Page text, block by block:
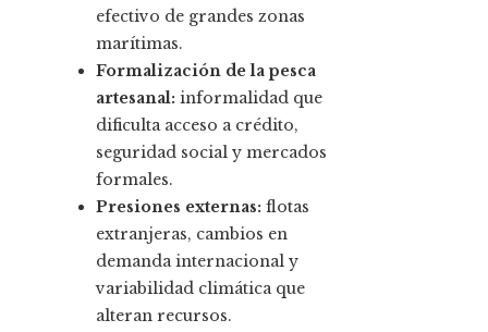
efectivo de grandes zonas
marítimas.
Formalización de la pesca
artesanal: informalidad que
dificulta acceso a crédito,
seguridad social y mercados
formales.
Presiones externas: flotas
extranjeras, cambios en
demanda internacional y
variabilidad climática que
alteran recursos.